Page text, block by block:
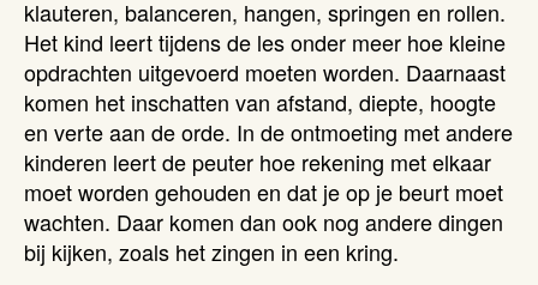
klauteren, balanceren, hangen, springen en rollen.
Het kind leert tijdens de les onder meer hoe kleine
opdrachten uitgevoerd moeten worden. Daarnaast
komen het inschatten van afstand, diepte, hoogte
en verte aan de orde. In de ontmoeting met andere
kinderen leert de peuter hoe rekening met elkaar
moet worden gehouden en dat je op je beurt moet
wachten. Daar komen dan ook nog andere dingen
bij kijken, zoals het zingen in een kring.